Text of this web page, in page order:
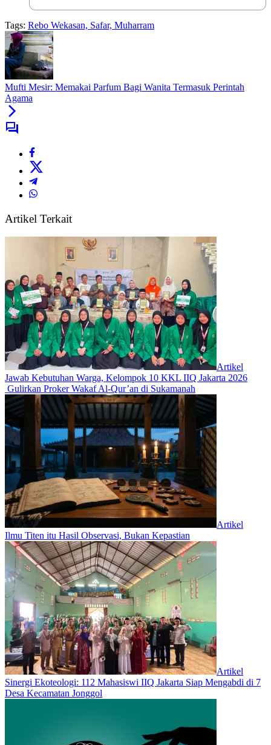
Tags: Rebo Wekasan, Safar, Muharram
Mufti Mesir: Memakai Parfum Bagi Wanita Termasuk Perintah
Agama
Artikel Terkait
Artikel
Jawab Kebutuhan Warga, Kelompok 10 KKL IIQ Jakarta 2026
Gulirkan Proker Wakaf Al-Qur’an di Sukamanah
Artikel
Ilmu Titen itu Hasil Observasi, Bukan Kepastian
Artikel
‎Sinergi Ekoteologi: 112 Mahasiswi IIQ Jakarta Siap Mengabdi di 7
Desa Kecamatan Jonggol